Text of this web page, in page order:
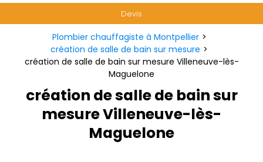
Devis
Plombier chauffagiste à Montpellier
création de salle de bain sur mesure
création de salle de bain sur mesure Villeneuve-lès-
Maguelone
création de salle de bain sur
mesure Villeneuve-lès-
Maguelone